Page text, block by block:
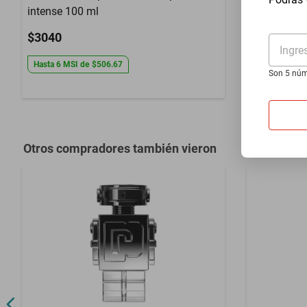
Son 5
intense 100 ml
$3040
Hasta 6 MSI de $506.67
$860
-24%
Hasta3 MSI
Otros compradores también vieron